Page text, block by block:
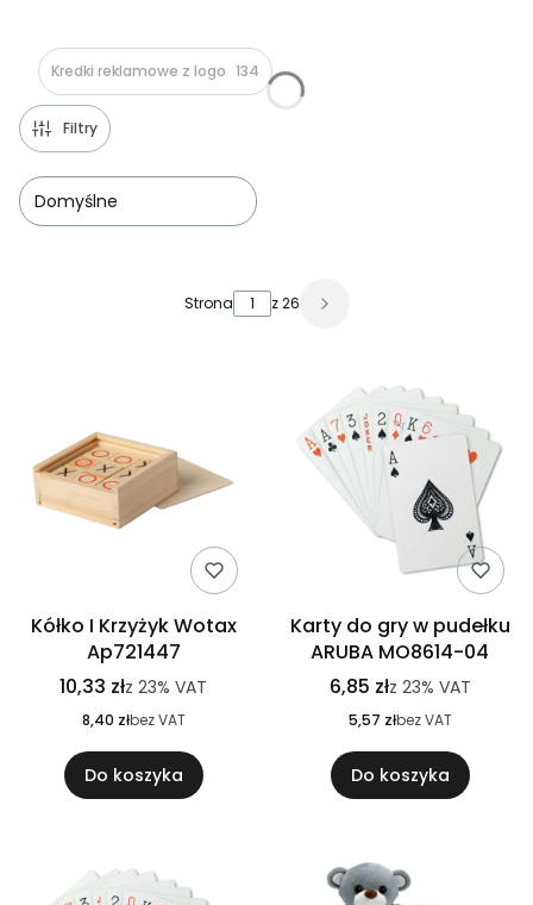
Kredki reklamowe z logo 134
Filtry
Domyślne
Strona z 26
Kółko I Krzyżyk Wotax
Ap721447
10,33 złz 23% VAT
8,40 złbez VAT
Do koszyka
Karty do gry w pudełku
ARUBA MO8614-04
6,85 złz 23% VAT
5,57 złbez VAT
Do koszyka